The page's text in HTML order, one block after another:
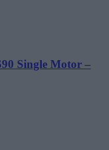
Single Motor –